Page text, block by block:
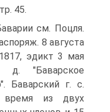
45.
см. Поцля.
8 августа
эдикт 3 мая
"Баварское
Баварский г. с.
время из двух